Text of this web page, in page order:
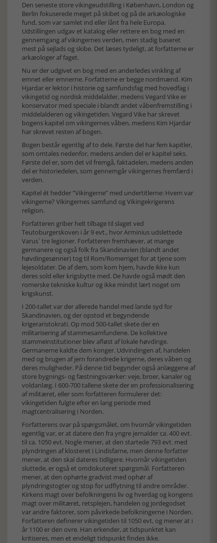
Den seneste store vikingeudstilling i København, London og
Berlin fokuserede meget på skibet og på de arkæologiske
fund, som var samlet ind eller lånt fra hele Europa.
Udstillingen udgav et katalog eller rettere en bog med en
gennemgang af vikingernes verden, men stadig baseret
mest på sejlads og skibe. Det læses tydeligt, at forfatterne er
arkæologer af faget.
Nu er der udgivet en bog med en anderledes vinkling af
emnet eller emnerne. Forfatterne er begge nordmænd. Kim
Hjardar er lektor i historie og samfundsfag med hovedfag i
vikingetid og nordisk middelalder, medens Vegard Vike er
konservator med speciale i blandt andet våbenfremstilling i
middelalderen og vikingetiden. Vegard Vike har skrevet
bogens kapitel om vikingernes våben, medens Kim Hjardar
har skrevet resten af bogen.
Bogen består egentlig af to dele. Første del har fem kapitler,
som omtales nedenfor, medens anden del er kapitel seks.
Første del er, som det vil fremgå, faktadelen, medens anden
del er historiedelen, som gennemgår vikingernes fremfærd i
verden.
Kapitel ét hedder ”Vikingerne” med undertitlerne: Hvem var
vikingerne? Vikingernes samfund og Vikingekrigerens
religion.
Forfatteren griber helt tilbage til slaget ved
Teutoburgerskoven i år 9 evt., hvor Arminius udslettede
Varus` tre legioner. Forfatteren fremhæver, at mange
germanere og også folk fra Skandinavien (blandt andet
høvdingesønner) tog til Rom/Romerriget for at tjene som
lejesoldater. De af dem, som kom hjem, havde ikke kun
deres sold eller krigsbytte med. De havde også mødt den
romerske tekniske kultur og ikke mindst lært noget om
krigskunst.
I 200-tallet var der allerede handel med lande syd for
Skandinavien, og der opstod et begyndende
krigeraristokrati. Op mod 500-tallet skete der en
militarisering af stammesamfundene. De kollektive
stammeinstitutioner blev afløst af lokale høvdinge.
Germanerne kaldte dem konger. Udvindingen af, handelen
med og brugen af jern forandrede krigerne, deres våben og
deres muligheder. På denne tid begynder også anlæggene af
store bygnings- og fæstningsværker: veje, broer, kanaler og
voldanlæg. I 600-700 tallene skete der en professionalisering
af militæret, eller som forfatteren formulerer det:
vikingetiden fulgte efter en lang periode med
magtcentralisering i Norden.
Forfatterens svar på spørgsmålet, om hvornår vikingetiden
egentlig var, er at datere den fra yngre jernalder ca. 400 evt.
til ca. 1050 evt. Nogle mener, at den startede 793 evt. med
plyndringen af klosteret i Lindisfarne, men denne forfatter
mener, at den skal dateres tidligere. Hvornår vikingetiden
sluttede, er også et omdiskuteret spørgsmål. Forfatteren
mener, at den ophørte gradvist med ophør af
plyndringstogter og stop for udflytning til andre områder.
Kirkens magt over befolkningens liv og hverdag og kongens
magt over militæret, retsplejen, handelen og jordegodset
var andre faktorer, som påvirkede befolkningerne i Norden.
Forfatteren definerer vikingetiden til 1050 evt, og mener at i
år 1100 er den ovre. Han erkender, at tidspunktet kan
kritiseres, men et endeligt tidspunkt findes ikke.